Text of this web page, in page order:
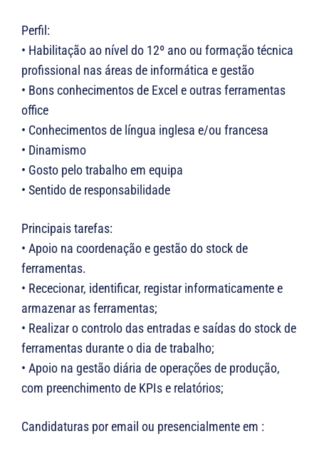
Perfil:
• Habilitação ao nível do 12º ano ou formação técnica
profissional nas áreas de informática e gestão
• Bons conhecimentos de Excel e outras ferramentas
office
• Conhecimentos de língua inglesa e/ou francesa
• Dinamismo
• Gosto pelo trabalho em equipa
• Sentido de responsabilidade
Principais tarefas:
• Apoio na coordenação e gestão do stock de
ferramentas.
• Rececionar, identificar, registar informaticamente e
armazenar as ferramentas;
• Realizar o controlo das entradas e saídas do stock de
ferramentas durante o dia de trabalho;
• Apoio na gestão diária de operações de produção,
com preenchimento de KPIs e relatórios;
Candidaturas por email ou presencialmente em :